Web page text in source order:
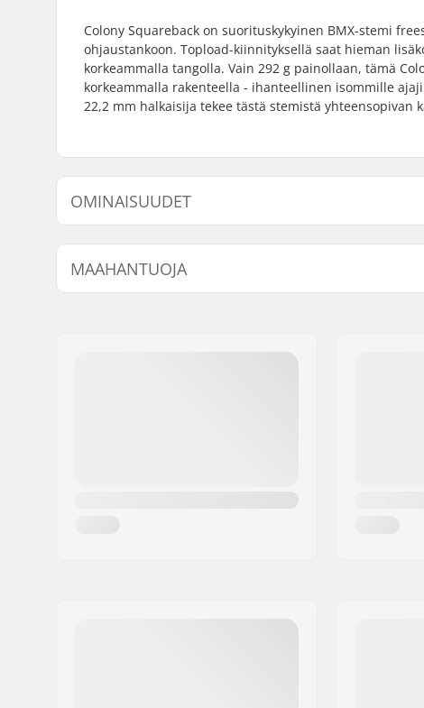
Colony Squareback on suorituskykyinen BMX-stemi
ohjaustankoon. Topload-kiinnityksellä saat hieman
korkeammalla tangolla. Vain 292 g painollaan, tämä
korkeammalla rakenteella - ihanteellinen isommille
22,2 mm halkaisija tekee tästä stemistä yhteensopivan
OMINAISUUDET
Stemin tyyppi/korkeus:
50mm, Top
Stemin korkeus:
Stemin halkaisija:
22.2mm
MAAHANTUOJA